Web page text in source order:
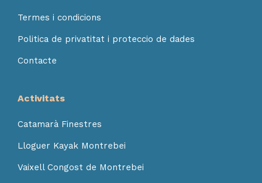
Termes i condicions
Politica de privatitat i proteccio de dades
Contacte
Activitats
Catamarà Finestres
Lloguer Kayak Montrebei
Vaixell Congost de Montrebei